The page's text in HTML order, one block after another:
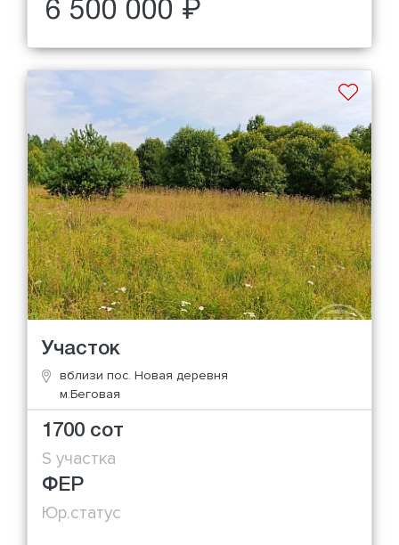
6 500 000 ₽
Участок
вблизи пос. Новая деревня
м.Беговая
1700 сот
S участка
ФЕР
Юр.статус